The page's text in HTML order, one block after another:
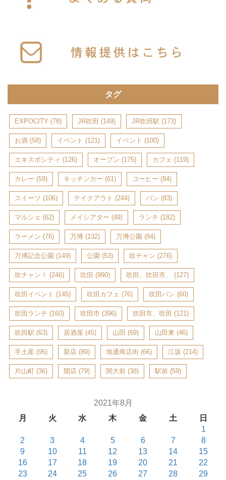
タグ
EXPOCITY (78) JR吹田 (149) JR吹田駅 (173)
お酒 (58) イベント (121) イベント (100)
エキスポシティ (126) オープン (175) カフェ (119)
カレー (59) キッチンカー (61) コーヒー (84)
スイーツ (106) テイクアウト (244) パン (83)
マルシェ (62) メイシアター (49) ランチ (182)
ラーメン (76) 万博 (132) 万博公園 (84)
万博記念公園 (149) 公園 (53) 吹チャン (276)
吹チャン！ (246) 吹田 (990) 吹田、吹田市、 (127)
吹田イベント (145) 吹田カフェ (76) 吹田パン (60)
吹田ランチ (160) 吹田市 (396) 吹田市、吹田 (121)
吹田駅 (63) 居酒屋 (45) 山田 (69) 山田東 (46)
手土産 (95) 新店 (89) 旭通商店街 (66) 江坂 (214)
片山町 (36) 開店 (79) 関大前 (38) 駅前 (59)
2021年8月
月
火 水 木 金 土
日
1
2
3 4 5 6 7
8
9
10 11 12 13 14
15
16
17 18 19 20 21
22
23
24 25 26 27 28
29